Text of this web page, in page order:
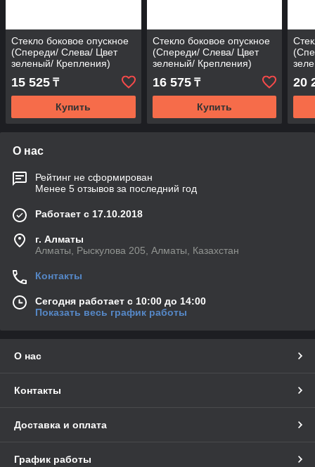
Стекло боковое опускное
(Спереди/ Слева/ Цвет
зеленый/ Крепления)
Nissan Qashqai 13-22
15 525 ₸
Купить
Стекло боковое опускное
(Спереди/ Слева/ Цвет
зеленый/ Крепления)
Nissan X-Trail 13-22 /
Rogue 14-21
16 575₸
Купить
20
О нас
Рейтинг не сформирован
Менее 5 отзывов за последний год
Работает с 17.10.2018
г. Алматы
Алматы, Рыскулова 205, Алматы, Казахстан
Контакты
Сегодня работает с 10:00 до 14:00
Показать весь график работы
О нас
Контакты
Доставка и оплата
График работы